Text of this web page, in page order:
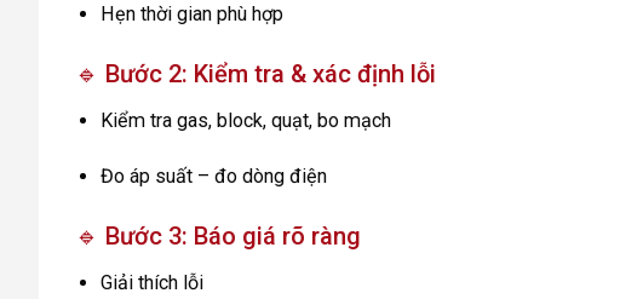
Hẹn thời gian phù hợp
🔹 Bước 2: Kiểm tra & xác định lỗi
Kiểm tra gas, block, quạt, bo mạch
Đo áp suất – đo dòng điện
🔹 Bước 3: Báo giá rõ ràng
Giải thích lỗi